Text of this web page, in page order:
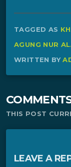
TAGGED AS
AGUNG NUR
WRITTEN BY
THIS POST
LEAVE A